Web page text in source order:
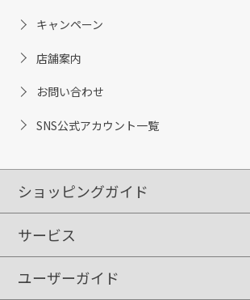
キャンペーン
店舗案内
お問い合わせ
SNS公式アカウント一覧
ショッピングガイド
ショッピングガイド
ご注文方法
送料・配送
クーポンご利用方法
サービス
定期購入
ポイントサービス
お知らせメール
ユーザーガイド